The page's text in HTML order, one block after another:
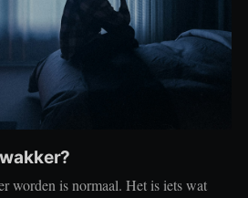
worden is normaal. Het is iets wat